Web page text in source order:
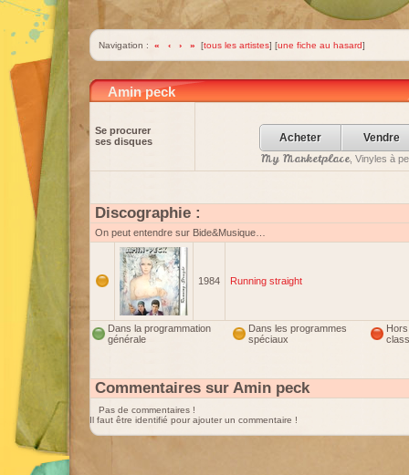
Navigation : « ‹ › » [tous les artistes] [une fiche au hasard]
Amin peck
Se procurer
ses disques
Acheter Vendre
My Marketplace, Vinyles à
Discographie :
On peut entendre sur Bide&Musique…
1984 Running straight
Dans la programmation
générale
Dans les programmes
spéciaux
Hors
Commentaires sur Amin peck
Pas de commentaires !
Il faut être identifié pour ajouter un commentaire !